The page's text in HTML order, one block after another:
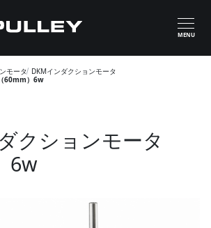
MENU
モータ DKMインダクションモータ
60mm）6w
クションモータ
6w